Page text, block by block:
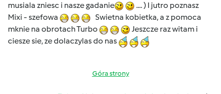
musiala zniesc i nasze gadanie
.... ) I jutro poznasz
Mixi - szefowa
Swietna kobietka, a z pomoca
mknie na obrotach Turbo
Jeszcze raz witam i
ciesze sie, ze dolaczylas do nas
Góra strony